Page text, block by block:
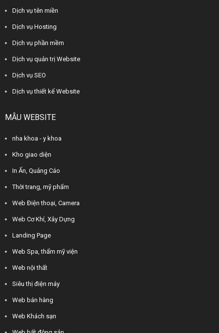
Dịch vụ tên miền
Dịch vụ Hosting
Dịch vụ phần mềm
Dịch vụ quản trị Website
Dịch vụ SEO
Dịch vụ thiết kế Website
MẪU WEBSITE
nha khoa - y khoa
Kho giao diện
In Ấn, Quảng Cáo
Thời trang, mỹ phẩm
Web Điện thoại, Camera
Web Cơ Khí, Xây Dựng
Landing Page
Web Spa, thẩm mỹ viện
Web nội thất
Siêu thị điện máy
Web bán hàng
Web Khách sạn